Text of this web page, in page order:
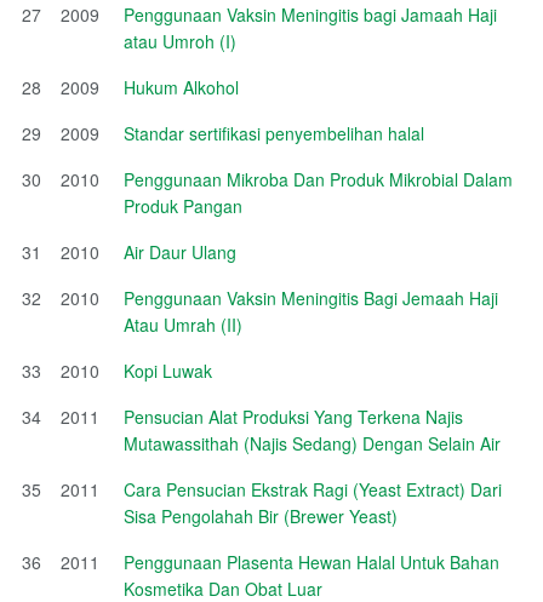
27
2009
Penggunaan Vaksin Meningitis bagi Jamaah Haji
atau Umroh (I)
28
2009
Hukum Alkohol
29
2009
Standar sertifikasi penyembelihan halal
30
2010
Penggunaan Mikroba Dan Produk Mikrobial Dalam
Produk Pangan
31
2010
Air Daur Ulang
32
2010
Penggunaan Vaksin Meningitis Bagi Jemaah Haji
Atau Umrah (II)
33
2010
Kopi Luwak
34
2011
Pensucian Alat Produksi Yang Terkena Najis
Mutawassithah (Najis Sedang) Dengan Selain Air
35
2011
Cara Pensucian Ekstrak Ragi (Yeast Extract) Dari
Sisa Pengolahah Bir (Brewer Yeast)
36
2011
Penggunaan Plasenta Hewan Halal Untuk Bahan
Kosmetika Dan Obat Luar